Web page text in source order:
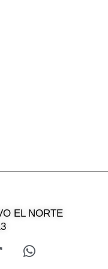
EL NORTE